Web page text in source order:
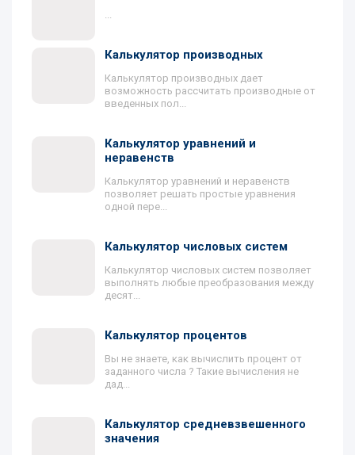
...
Калькулятор производных
Калькулятор производных дает
возможность рассчитать производные от
введенных пол...
Калькулятор уравнений и
неравенств
Калькулятор уравнений и неравенств
позволяет решать простые уравнения
одной пере...
Калькулятор числовых систем
Калькулятор числовых систем позволяет
выполнять любые преобразования между
десят...
Калькулятор процентов
Вы не знаете, как вычислить процент от
заданного числа ? Такие вычисления не
дад...
Калькулятор средневзвешенного
значения